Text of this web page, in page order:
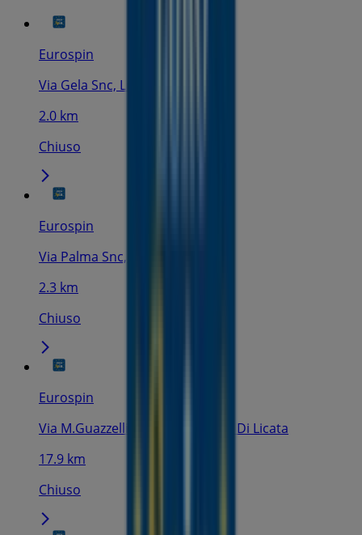
Eurospin
Via Gela Snc, Licata
2.0 km
Chiuso
Eurospin
Via Palma Snc, Licata
2.3 km
Chiuso
Eurospin
Via M.Guazzelli Snc, Campobello Di Licata
17.9 km
Chiuso